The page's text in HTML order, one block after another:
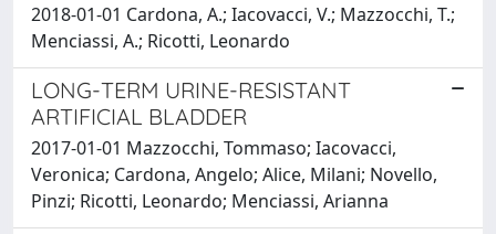
2018-01-01 Cardona, A.; Iacovacci, V.; Mazzocchi, T.;
Menciassi, A.; Ricotti, Leonardo
LONG-TERM URINE-RESISTANT
ARTIFICIAL BLADDER
2017-01-01 Mazzocchi, Tommaso; Iacovacci,
Veronica; Cardona, Angelo; Alice, Milani; Novello,
Pinzi; Ricotti, Leonardo; Menciassi, Arianna